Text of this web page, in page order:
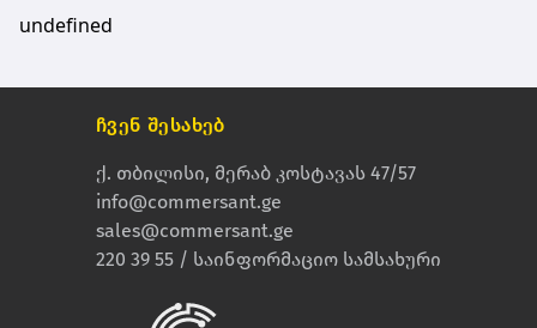
undefined
ჩვენ შესახებ
ქ. თბილისი, მერაბ კოსტავას 47/57
info@commersant.ge
sales@commersant.ge
220 39 55 / საინფორმაციო სამსახური